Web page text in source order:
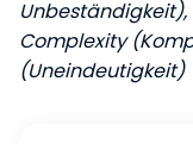
Complexity
(Uneindeutigkeit)